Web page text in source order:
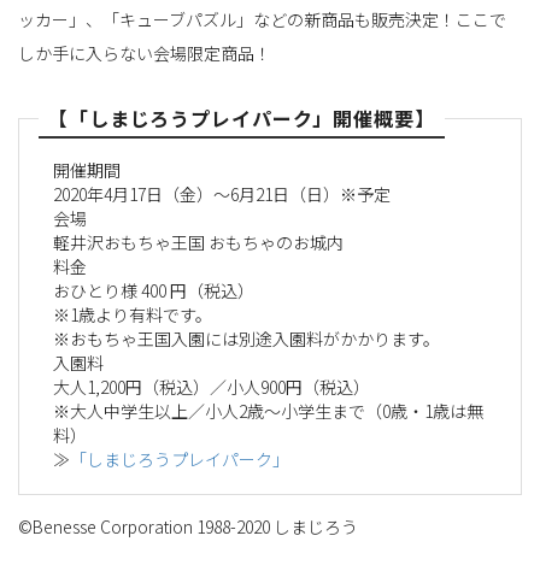
ッカー」、「キューブパズル」などの新商品も販売決定！ここで
しか手に入らない会場限定商品！
【「しまじろうプレイパーク」開催概要】
開催期間
2020年4月17日（金）～6月21日（日）※予定
会場
軽井沢おもちゃ王国 おもちゃのお城内
料金
おひとり様 400 円（税込）
※1歳より有料です。
※おもちゃ王国入園には別途入園料がかかります。
入園料
大人1,200円（税込）／小人900円（税込）
※大人中学生以上／小人2歳～小学生まで（0歳・1歳は無
料）
≫ 「しまじろうプレイパーク」
©Benesse Corporation 1988-2020 しまじろう